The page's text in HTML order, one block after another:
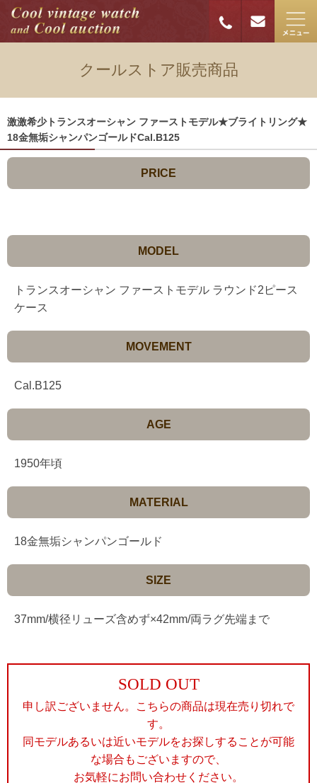
クールストア販売商品
激激希少トランスオーシャン ファーストモデル★ブライトリング★
18金無垢シャンパンゴールドCal.B125
PRICE
MODEL
トランスオーシャン ファーストモデル ラウンド2ピース
ケース
MOVEMENT
Cal.B125
AGE
1950年頃
MATERIAL
18金無垢シャンパンゴールド
SIZE
37mm/横径リューズ含めず×42mm/両ラグ先端まで
SOLD OUT
申し訳ございません。こちらの商品は現在売り切れで
す。
同モデルあるいは近いモデルをお探しすることが可能
な場合もございますので、
お気軽にお問い合わせください。